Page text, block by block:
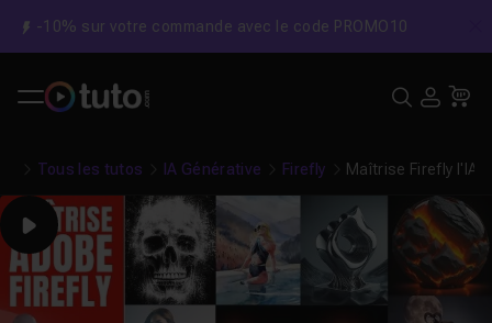
-10% sur votre commande avec le code PROMO10
Tous les tutos IA Générative Firefly Maîtrise Firefly l'IA
Play